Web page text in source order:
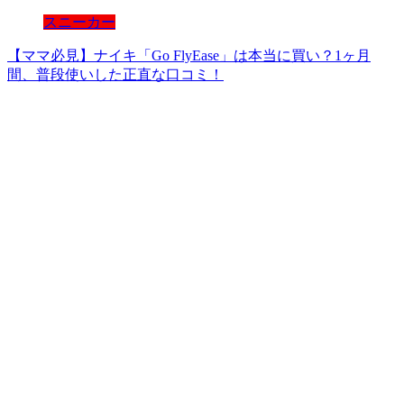
スニーカー
【ママ必見】ナイキ「Go FlyEase」は本当に買い？1ヶ月
間、普段使いした正直な口コミ！